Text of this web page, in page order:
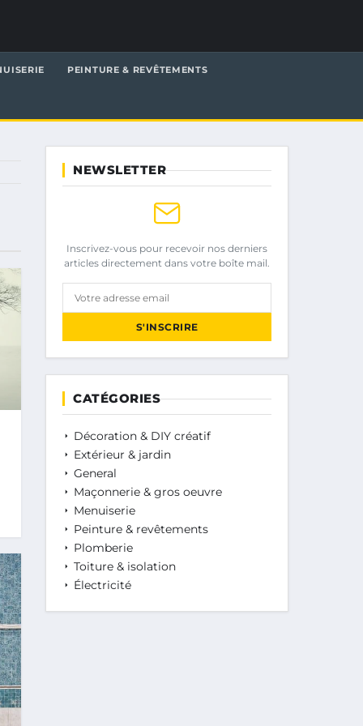
PEINTURE & REVÊTEMENTS
NEWSLETTER
Inscrivez-vous pour recevoir nos derniers
articles directement dans votre boîte mail.
Votre adresse email
S'INSCRIRE
CATÉGORIES
Décoration & DIY créatif
Extérieur & jardin
General
Maçonnerie & gros oeuvre
Menuiserie
Peinture & revêtements
Plomberie
Toiture & isolation
Électricité